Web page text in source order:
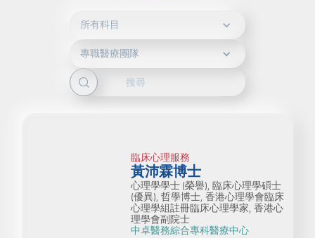
所有科目
專職醫療團隊
臨床心理服務
黃沛霖博士
心理學學士 (榮譽), 臨床心理學碩士
(優異), 哲學博士, 香港心理學會臨床
心理學組註冊臨床心理學家, 香港心
理學會副院士
中卓醫務綜合專科醫療中心